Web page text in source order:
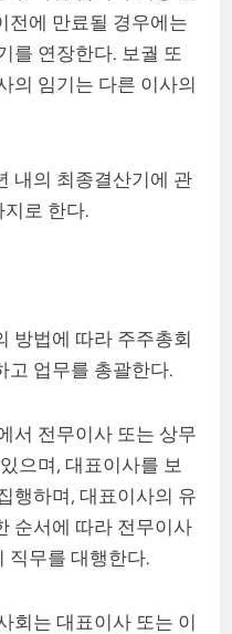
전에 만료될 경우에는
를 연장한다. 보궐 또
의 임기는 다른 이사의
내의 최종결산기에 관
로 한다.
방법에 따라 주주총회
고 업무를 총괄한다.
서 전무이사 또는 상무
으며, 대표이사를 보
행하며, 대표이사의 유
순서에 따라 전무이사
직무를 대행한다.
회는 대표이사 또는 이